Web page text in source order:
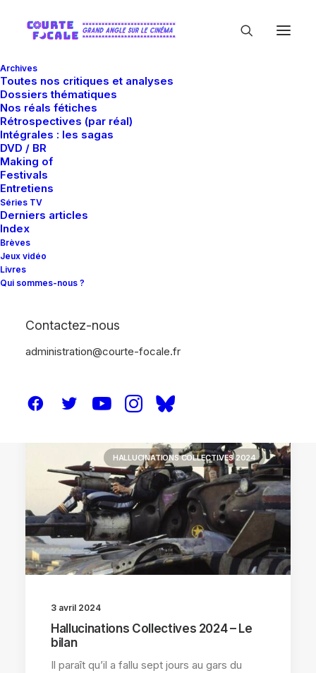
Archives
Toutes nos critiques et analyses
Dossiers thématiques
Nos réals fétiches
Rétrospectives (par réal)
Intégrales : les sagas
DVD / BR
Making of
Festivals
Entretiens
Séries TV
Derniers articles
Index
Brèves
Jeux vidéo
Livres
Qui sommes-nous ?
Contactez-nous
administration@courte-focale.fr
HALLUCINATIONS COLLECTIVES 2024
3 avril 2024
Hallucinations Collectives 2024 – Le
bilan
Il paraît qu’il a fallu sept jours au gars du